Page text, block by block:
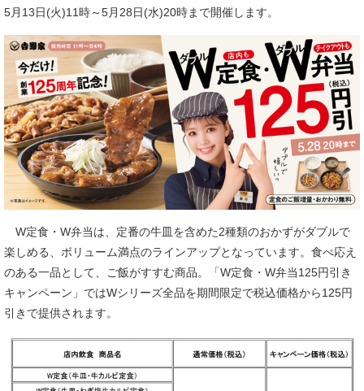
5月13日(火)11時～5月28日(水)20時まで開催します。
W定食・W弁当は、定番の牛皿を含めた2種類のおかずがダブルで
楽しめる、ボリューム満点のラインアップとなっています。食べ応え
のある一品として、ご飯がすすむ商品。「W定食・W弁当125円引き
キャンペーン」ではWシリーズ全品を期間限定で税込価格から125円
引きで提供されます。